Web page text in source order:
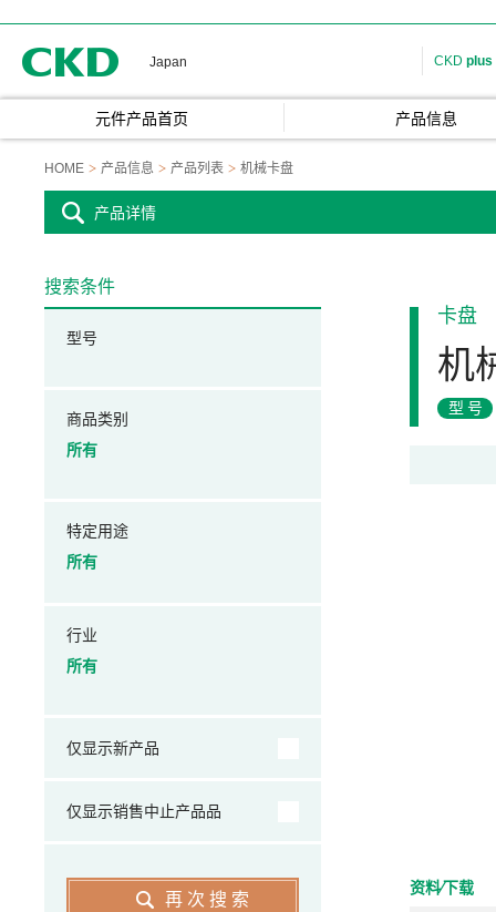
Japan CKD plus
元件产品首页 产品信息
HOME 产品信息 产品列表 机械卡盘
产品详情
卡盘
机
型号
资料⁄下载
搜索条件
型号
商品类别
所有
特定用途
所有
行业
所有
仅显示新产品
仅显示销售中止产品品
再次搜索